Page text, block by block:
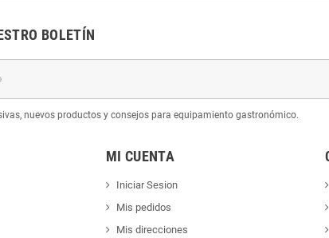
BOLETÍN
nuevos productos y consejos para equipamiento gastronómico.
MI CUENTA
Iniciar Sesion
Mis pedidos
Mis direcciones